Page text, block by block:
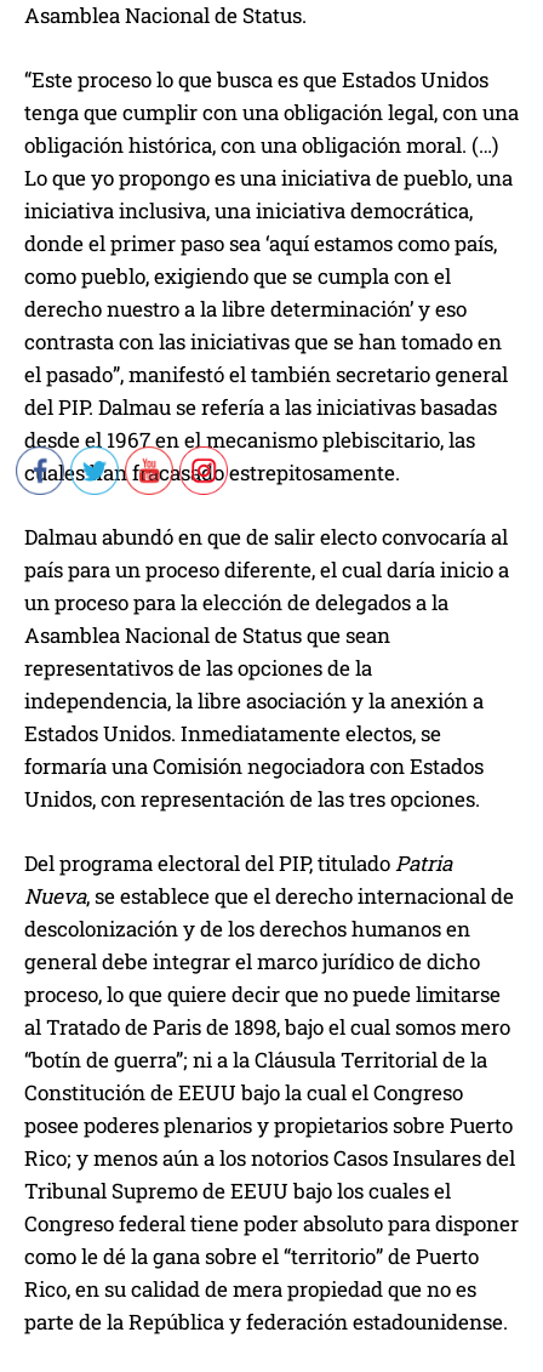
Asamblea Nacional de Status.
“Este proceso lo que busca es que Estados Unidos
tenga que cumplir con una obligación legal, con una
obligación histórica, con una obligación moral. (…)
Lo que yo propongo es una iniciativa de pueblo, una
iniciativa inclusiva, una iniciativa democrática,
donde el primer paso sea ‘aquí estamos como país,
como pueblo, exigiendo que se cumpla con el
derecho nuestro a la libre determinación’ y eso
contrasta con las iniciativas que se han tomado en
el pasado”, manifestó el también secretario general
del PIP. Dalmau se refería a las iniciativas basadas
desde el 1967 en el mecanismo plebiscitario, las
cuales han fracasado estrepitosamente.
Dalmau abundó en que de salir electo convocaría al
país para un proceso diferente, el cual daría inicio a
un proceso para la elección de delegados a la
Asamblea Nacional de Status que sean
representativos de las opciones de la
independencia, la libre asociación y la anexión a
Estados Unidos. Inmediatamente electos, se
formaría una Comisión negociadora con Estados
Unidos, con representación de las tres opciones.
Del programa electoral del PIP, tituladoPatria
Nueva, se establece que el derecho internacional de
descolonización y de los derechos humanos en
general debe integrar el marco jurídico de dicho
proceso, lo que quiere decir que no puede limitarse
al Tratado de Paris de 1898, bajo el cual somos mero
“botín de guerra”; ni a la Cláusula Territorial de la
Constitución de EEUU bajo la cual el Congreso
posee poderes plenarios y propietarios sobre Puerto
Rico; y menos aún a los notorios Casos Insulares del
Tribunal Supremo de EEUU bajo los cuales el
Congreso federal tiene poder absoluto para disponer
como le dé la gana sobre el “territorio” de Puerto
Rico, en su calidad de mera propiedad que no es
parte de la República y federación estadounidense.